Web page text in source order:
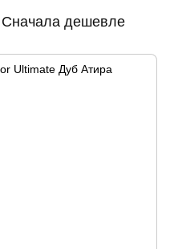
Сначала дешевле